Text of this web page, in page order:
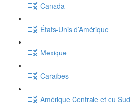
Canada
États-Unis d’Amérique
Mexique
Caraïbes
Amérique Centrale et du Sud